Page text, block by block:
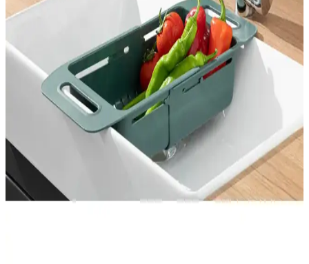
Blue Home Light 1080 Derece Dönebilen Mutfak ve
Lavabo Bataryası - Pratik ve Dayanıklı Tasarım
Blue Home Light 1080 derece dönebilir mutfak ve lavabo bataryası,
estetik, dayanıklı ve pratik kullanım sunar. Filtreli su akışı ve hafif
yapısıyla hijyen ve kullanım kolaylığı sağlar.
AYGÖREN HOME Kendinden Boşaltmalı
Sabunluk – Ördek Desenli, Su Tutmaz, Lavabo
Bu lavabo üstü sabunluk, kendinden boşaltmalı tasarımıyla sabun
artıkları için hızlı kuruma sağlar ve su birikimini önler. Ördek desenli
beyaz plastik yapısı hafiflik sunar; mutfak ve banyoda dekoratif ve
fonksiyonel bir düzen kurar.